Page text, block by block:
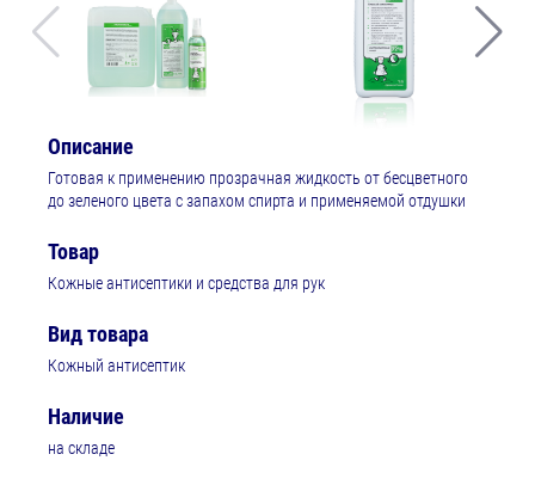
Описание
Готовая к применению прозрачная жидкость от бесцветного
до зеленого цвета с запахом спирта и применяемой отдушки
Товар
Кожные антисептики и средства для рук
Вид товара
Кожный антисептик
Наличие
на складе